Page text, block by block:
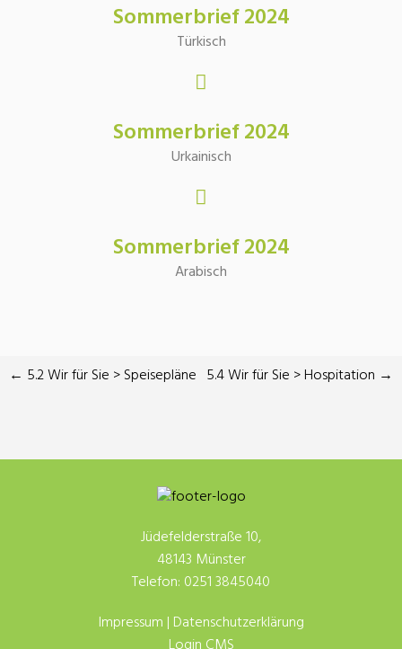
Sommerbrief 2024
Türkisch
Sommerbrief 2024
Urkainisch
Sommerbrief 2024
Arabisch
← 5.2 Wir für Sie > Speisepläne 5.4 Wir für Sie > Hospitation →
Jüdefelderstraße 10,
48143 Münster
Telefon: 0251 3845040
Impressum | Datenschutzerklärung